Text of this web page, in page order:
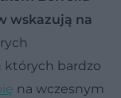
wskazują na
których bardzo
na wczesnym